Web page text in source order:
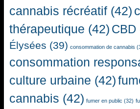
cannabis récréatif (42)
thérapeutique (42) CBD
Élysées (39) consommation de cannabis
consommation
culture urbaine (42)
cannabis (42) fumer en public (32)